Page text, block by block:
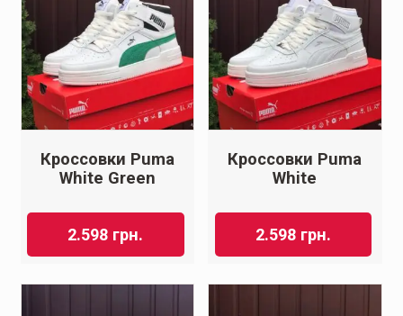
Кроссовки Puma
White Green
2.598 грн.
Кроссовки Puma
White
2.598 грн.